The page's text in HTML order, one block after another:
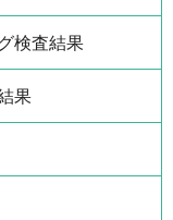
検査結果
果